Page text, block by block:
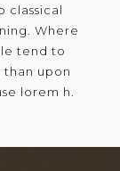
classical
Where
tend to
upon
lorem h.